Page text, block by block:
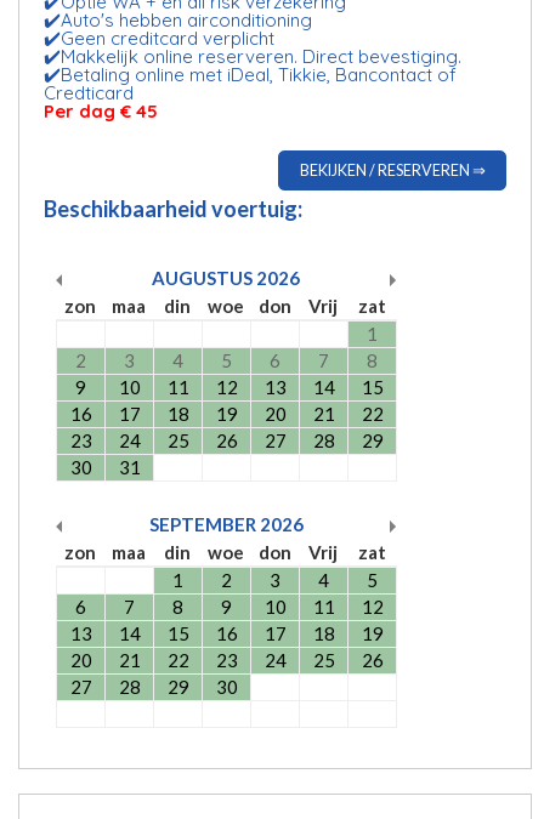
✔️Auto's hebben airconditioning
✔️Geen creditcard verplicht
✔️Makkelijk online reserveren. Direct bevestiging.
✔️Betaling online met iDeal, Tikkie, Bancontact of
Credticard
Per dag € 45
BEKIJKEN / RESERVEREN ⇒
Beschikbaarheid voertuig:
AUGUSTUS 2026
zon
maa din woe don Vrij
zat
1
2
3 4 5 6 7
8
9
10 11 12 13 14
15
16
17 18 19 20 21
22
23
24 25 26 27 28
29
30
31
SEPTEMBER 2026
zon
maa din woe don Vrij
zat
1
2 3 4
5
6
7 8 9 10 11
12
13
14 15 16 17 18
19
20
21 22 23 24 25
26
27
28 29 30